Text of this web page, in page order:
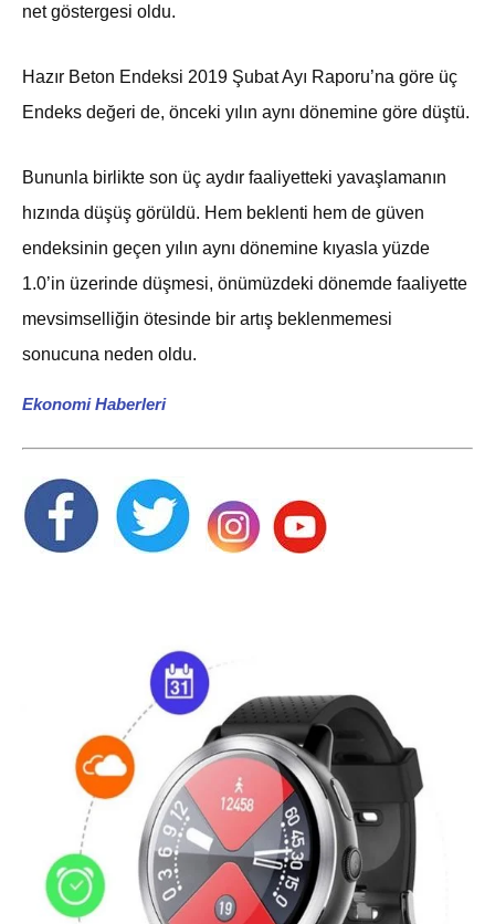
net göstergesi oldu.
Hazır Beton Endeksi 2019 Şubat Ayı Raporu’na göre üç
Endeks değeri de, önceki yılın aynı dönemine göre düştü.
Bununla birlikte son üç aydır faaliyetteki yavaşlamanın
hızında düşüş görüldü. Hem beklenti hem de güven
endeksinin geçen yılın aynı dönemine kıyasla yüzde
1.0’in üzerinde düşmesi, önümüzdeki dönemde faaliyette
mevsimselliğin ötesinde bir artış beklenmemesi
sonucuna neden oldu.
Ekonomi Haberleri